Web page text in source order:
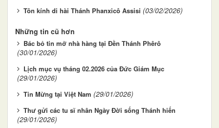
Tôn kính di hài Thánh Phanxicô Assisi (03/02/2026)
Những tin cũ hơn
Bác bỏ tin mở nhà hàng tại Đền Thánh Phêrô
(30/01/2026)
Lịch mục vụ tháng 02.2026 của Đức Giám Mục
(29/01/2026)
Tin Mừng tại Việt Nam (29/01/2026)
Thư gửi các tu sĩ nhân Ngày Đời sống Thánh hiến
(29/01/2026)